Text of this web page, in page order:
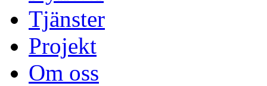
Tjänster
Projekt
Om oss